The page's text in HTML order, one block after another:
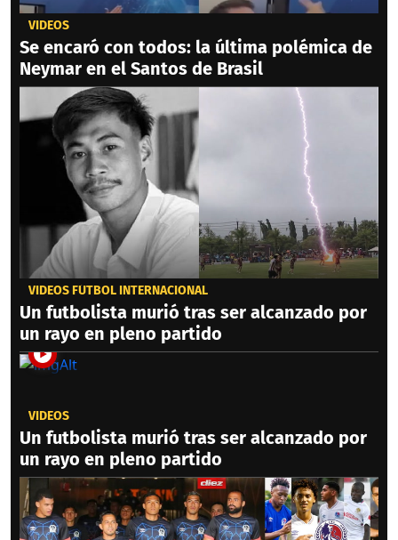
VIDEOS
Se encaró con todos: la última polémica de
Neymar en el Santos de Brasil
VIDEOS FÚTBOL INTERNACIONAL
Un futbolista murió tras ser alcanzado por
un rayo en pleno partido
VIDEOS
Un futbolista murió tras ser alcanzado por
un rayo en pleno partido